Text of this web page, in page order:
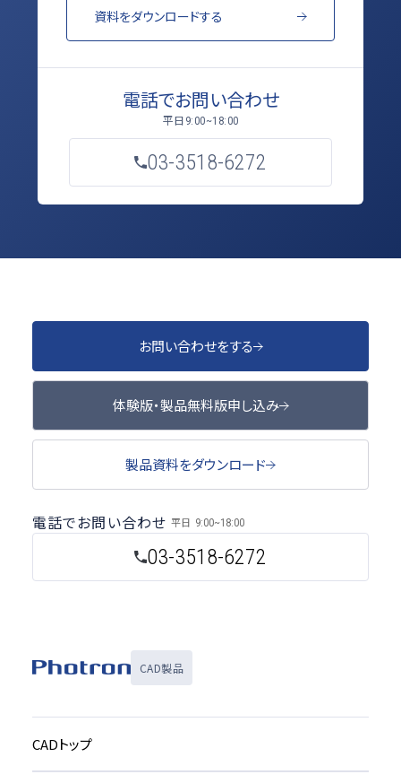
資料をダウンロードする
電話でお問い合わせ
平日 9:00~18:00
03-3518-6272
お問い合わせをする
体験版・製品無料版申し込み
製品資料をダウンロード
03-3518-6272
電話でお問い合わせ 平日 9:00~18:00
CAD製品
CADトップ